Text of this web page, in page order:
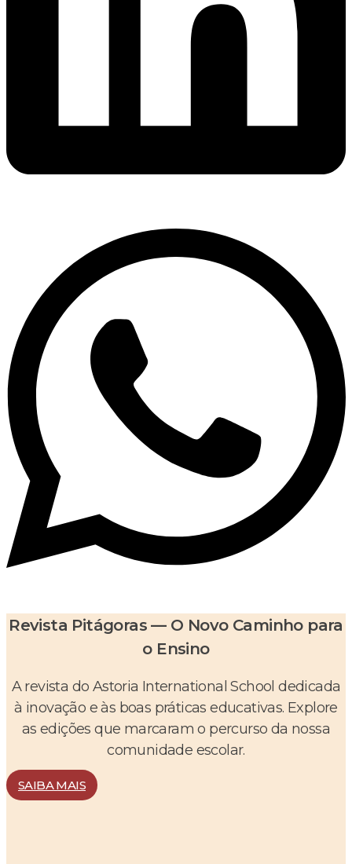
Revista Pitágoras — O Novo Caminho para
o Ensino
A revista do Astoria International School dedicada
à inovação e às boas práticas educativas. Explore
as edições que marcaram o percurso da nossa
comunidade escolar.
SAIBA MAIS